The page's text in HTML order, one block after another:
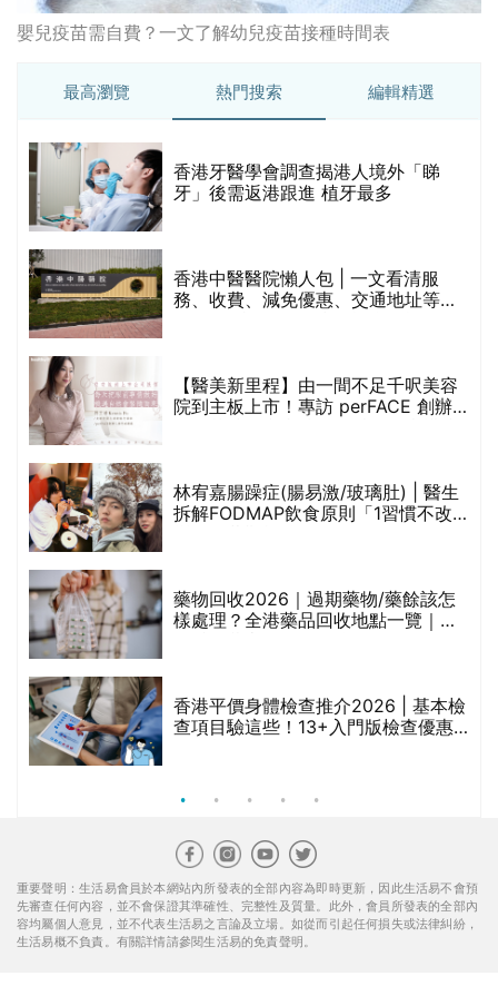
嬰兒疫苗需自費？一文了解幼兒疫苗接種時間表
最高瀏覽 熱門搜索 編輯精選
香港牙醫學會調查揭港人境外「睇
牙」後需返港跟進 植牙最多
香港中醫醫院懶人包 | 一文看清服
務、收費、減免優惠、交通地址等
【醫美新里程】由一間不足千呎美容
院到主板上市！專訪 perFACE 創辦
林宥嘉腸躁症(腸易激/玻璃肚) | 醫生
拆解FODMAP飲食原則「1習慣不改
藥物回收2026｜過期藥物/藥餘該怎
樣處理？全港藥品回收地點一覽｜屈
香港平價身體檢查推介2026 | 基本檢
查項目驗這些！13+入門版檢查優惠
重要聲明：生活易會員於本網站內所發表的全部內容為即時更新，因此生活易不會預
先審查任何內容，並不會保證其準確性、完整性及質量。此外，會員所發表的全部內
容均屬個人意見，並不代表生活易之言論及立場。如從而引起任何損失或法律糾紛，
生活易概不負責。有關詳情請參閱生活易的免責聲明。